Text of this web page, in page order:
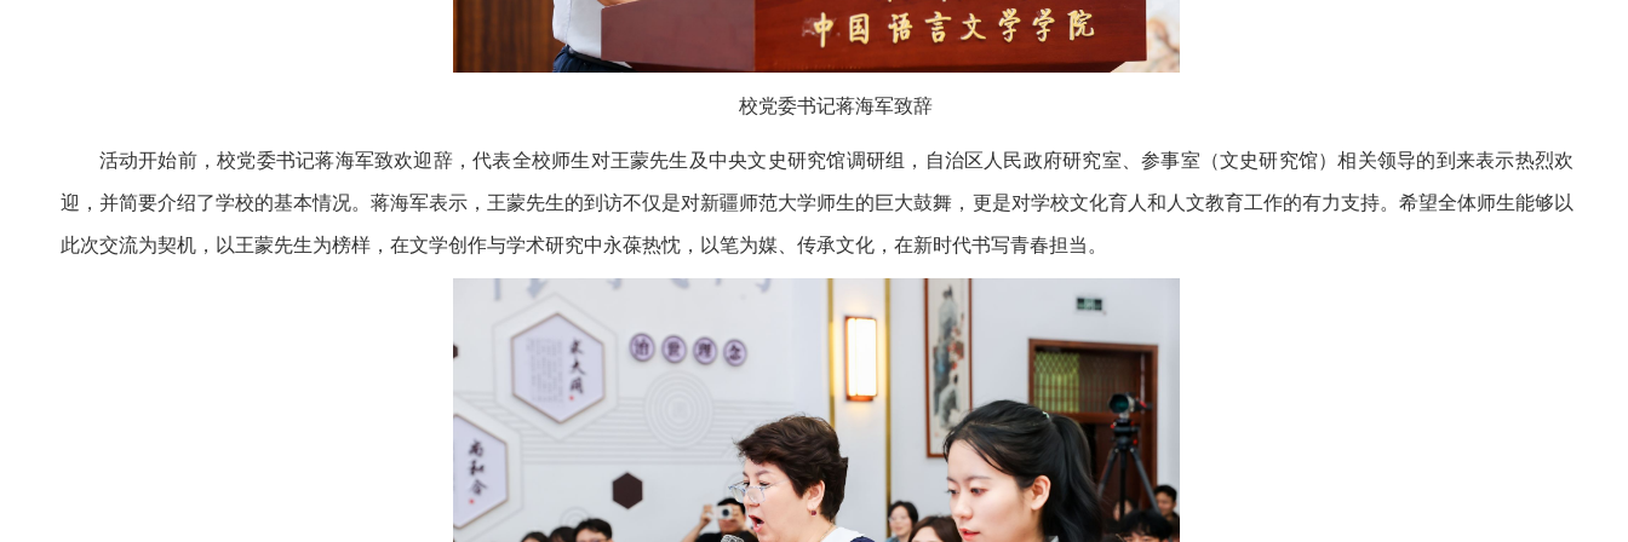
校党委书记蒋海军致辞
活动开始前，校党委书记蒋海军致欢迎辞，代表全校师生对王蒙先生及中央文史研究馆调研组，自治区人民政府研究室、参事室（文史研究馆）相关领导的到来表示热烈欢
迎，并简要介绍了学校的基本情况。蒋海军表示，王蒙先生的到访不仅是对新疆师范大学师生的巨大鼓舞，更是对学校文化育人和人文教育工作的有力支持。希望全体师生能够以
此次交流为契机，以王蒙先生为榜样，在文学创作与学术研究中永葆热忱，以笔为媒、传承文化，在新时代书写青春担当。